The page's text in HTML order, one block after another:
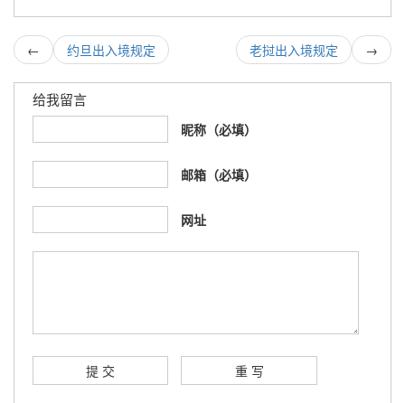
← 约旦出入境规定 →
老挝出入境规定
给我留言
昵称（必填）
邮箱（必填）
网址